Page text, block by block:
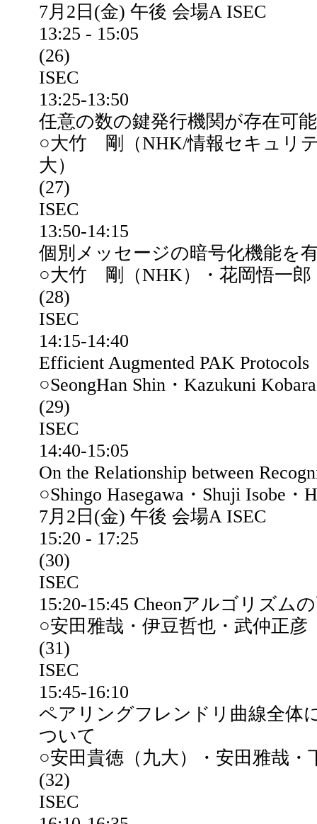
7月2日(金) 午後 会場A ISEC
13:25 - 15:05
(26)
ISEC
13:25-13:50
任意の数の鍵発行機関が存在可
○大竹 剛（NHK/情報セキュリ
大）
(27)
ISEC
13:50-14:15
個別メッセージの暗号化機能を
○大竹 剛（NHK）・花岡悟一郎
(28)
ISEC
14:15-14:40
Efficient Augmented PAK Protocols
○SeongHan Shin・Kazukuni
(29)
ISEC
14:40-15:05
On the Relationship between
○Shingo Hasegawa・Shuji Isobe
7月2日(金) 午後 会場A ISEC
15:20 - 17:25
(30)
ISEC
15:20-15:45 Cheonアルゴリズム
○安田雅哉・伊豆哲也・武仲正彦
(31)
ISEC
15:45-16:10
ペアリングフレンドリ曲線全体
ついて
○安田貴徳（九大）・安田雅哉
(32)
ISEC